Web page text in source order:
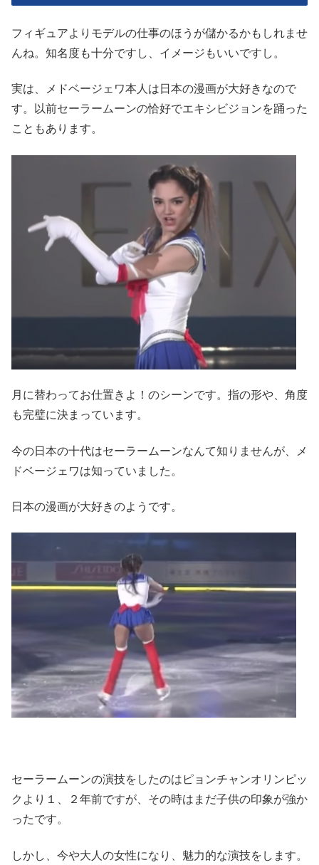
フィギュアよりモデルの仕事のほうが儲かるかもしれませ
んね。知名度も十分ですし、イメージもいいですし。
実は、メドベージェワ本人は日本の漫画が大好きなので
す。以前セーラームーンの恰好でエキシビジョンを踊った
こともあります。
月に替わってお仕置きよ！のシーンです。指の形や、角度
も完璧に決まっています。
今の日本の十代はセーラームーンなんて知りませんが、メ
ドベージェワは知っていました。
日本の漫画が大好きのようです。
セーラームーンの演技をしたのはピョンチャンオリンピッ
クより１、２年前ですが、その時はまだ子供の印象が強か
ったです。
しかし、今や大人の女性になり、魅力的な演技をします。